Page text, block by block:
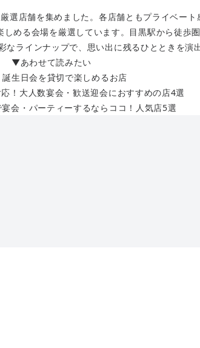
店舗を集めました。各店舗ともプライベー
める会場を厳選しています。目黒駅から徒歩
ラインナップで、思い出に残るひとときを演
▼あわせて読みたい
誕生日会を貸切で楽しめるお店
！大人数宴会・歓送迎会におすすめの店4選
会・パーティーするならココ！人気店5選